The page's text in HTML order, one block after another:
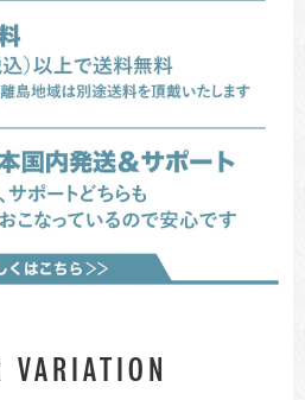
VARIATION